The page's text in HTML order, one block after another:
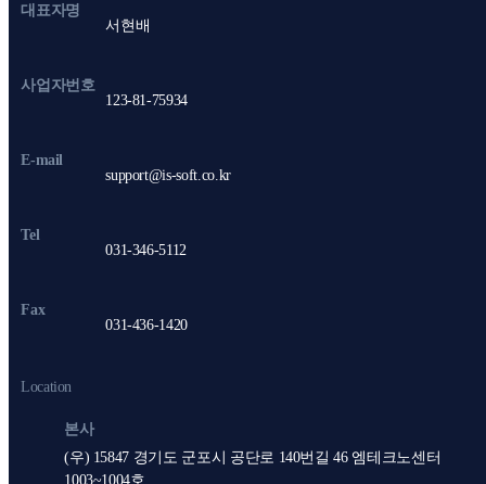
대표자명
서현배
사업자번호
123-81-75934
E-mail
support@is-soft.co.kr
Tel
031-346-5112
Fax
031-436-1420
Location
본사
(우) 15847 경기도 군포시 공단로 140번길 46 엠테크노센터
1003~1004호